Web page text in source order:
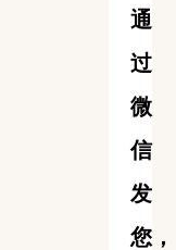
通
过
微
信
发
您，